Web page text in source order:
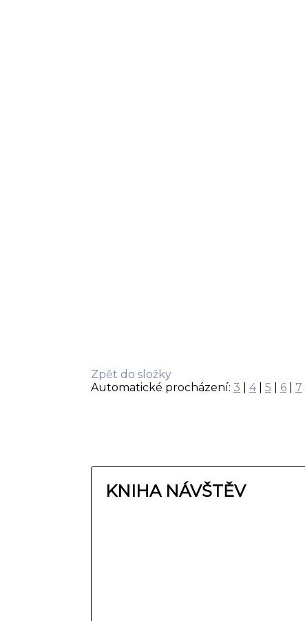
Zpět do složky
Automatické procházení: 3 4| 5 6 7
KNIHA NÁVŠTĚV